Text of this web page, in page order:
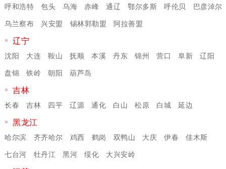
呼和浩特 包头 乌海 赤峰 通辽 鄂尔多斯 呼伦贝
巴彦淖尔
乌兰察布
兴安盟 锡林郭勒盟 阿拉善盟
辽宁
沈阳 大连 鞍山 抚顺 本溪 丹东 锦州 营口 阜新
辽阳
盘锦
铁岭 朝阳 葫芦岛
吉林
长春 吉林 四平 辽源 通化 白山 松原 白城 延边
黑龙江
哈尔滨 齐齐哈尔 鸡西 鹤岗 双鸭山 大庆 伊春
佳木斯
七台河
牡丹江 黑河 绥化 大兴安岭